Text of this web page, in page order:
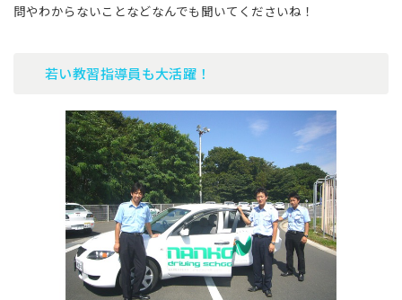
問やわからないことなどなんでも聞いてくださいね！
若い教習指導員も大活躍！